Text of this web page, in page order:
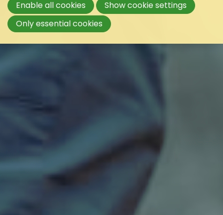
Enable all cookies
Show cookie settings
Only essential cookies